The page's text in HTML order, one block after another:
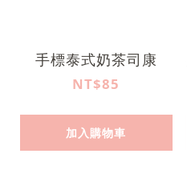
手標泰式奶茶司康
NT$85
加入購物車